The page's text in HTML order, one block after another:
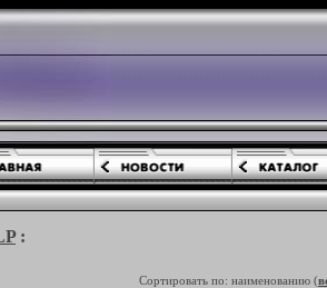
:
Сортировать по: наименованию (